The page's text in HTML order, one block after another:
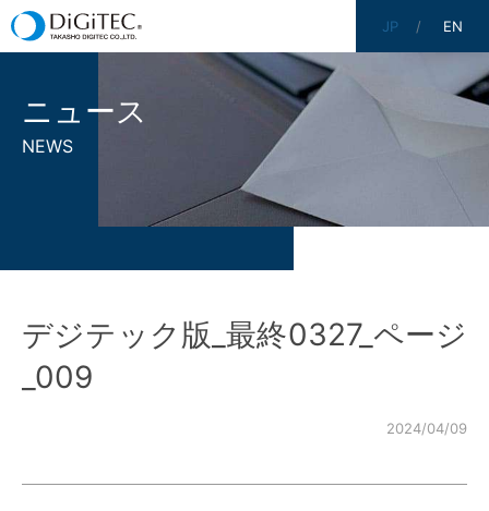
JP EN
ニュース
NEWS
デジテック版_最終0327_ページ
_009
2024/04/09